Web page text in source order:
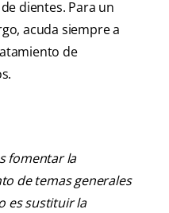
dientes. Para un
acuda siempre a
de
fomentar la
de temas generales
es sustituir la